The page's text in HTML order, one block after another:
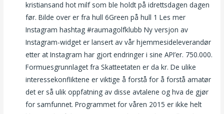
kristiansand hot milf som ble holdt på idrettsdagen dagen
før. Bilde over er fra hull 6Green på hull 1 Les mer
Instagram hashtag #raumagolfklubb Ny versjon av
Instagram-widget er lansert av vår hjemmesideleverandør
etter at Instagram har gjort endringer i sine API’er. 750.000.
Formuesgrunnlaget fra Skatteetaten er da kr. De ulike
interessekonfliktene er viktige å forstå for å forstå amatør
det er så ulik oppfatning av disse avtalene og hva de gjør
for samfunnet. Programmet for våren 2015 er ikke helt